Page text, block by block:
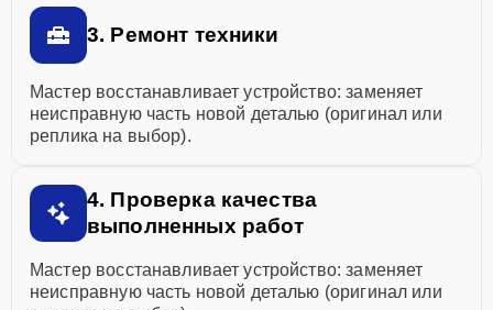
3. Ремонт техники
Мастер восстанавливает устройство: заменяет
неисправную часть новой деталью (оригинал или
реплика на выбор).
4. Проверка качества
выполненных работ
Мастер восстанавливает устройство: заменяет
неисправную часть новой деталью (оригинал или